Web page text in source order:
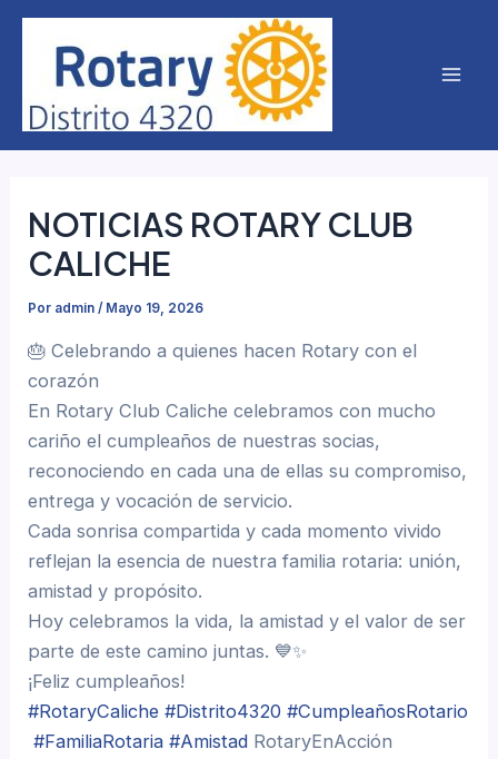
contenido
NOTICIAS ROTARY CLUB
CALICHE
Por admin/ Mayo 19, 2026
🎂 Celebrando a quienes hacen Rotary con el
corazón
En Rotary Club Caliche celebramos con mucho
cariño el cumpleaños de nuestras socias,
reconociendo en cada una de ellas su compromiso,
entrega y vocación de servicio.
Cada sonrisa compartida y cada momento vivido
reflejan la esencia de nuestra familia rotaria: unión,
amistad y propósito.
Hoy celebramos la vida, la amistad y el valor de ser
parte de este camino juntas. 💙✨
¡Feliz cumpleaños!
#RotaryCaliche #Distrito4320 #CumpleañosRotario
#FamiliaRotaria #Amistad RotaryEnAcción